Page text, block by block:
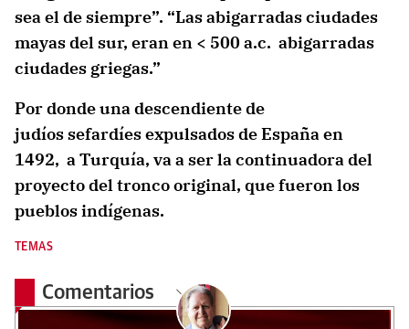
sea el de siempre”. “Las abigarradas ciudades
mayas del sur, eran en < 500 a.c. abigarradas
ciudades griegas.”
Por donde una descendiente de
judíos sefardíes expulsados de España en
1492, a Turquía, va a ser la continuadora del
proyecto del tronco original, que fueron los
pueblos indígenas.
TEMAS
Comentarios